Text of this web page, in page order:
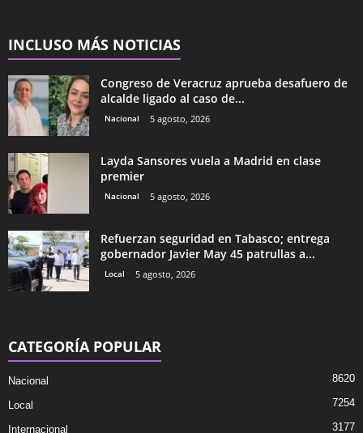
INCLUSO MÁS NOTICIAS
Congreso de Veracruz aprueba desafuero de
alcalde ligado al caso de...
Nacional 5 agosto, 2026
Layda Sansores vuela a Madrid en clase
premier
Nacional 5 agosto, 2026
Refuerzan seguridad en Tabasco; entrega
gobernador Javier May 45 patrullas a...
Local 5 agosto, 2026
CATEGORÍA POPULAR
Nacional 8620
Local 7254
Internacional 3177